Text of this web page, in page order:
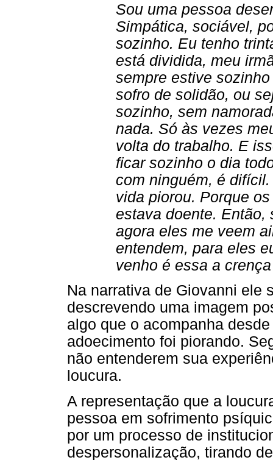
Sou uma pessoa
Simpática, sociável,
sozinho. Eu tenho
está dividida, meu
sempre estive
sofro de solidão, ou
sozinho, sem
nada. Só às vezes
volta do trabalho. E
ficar sozinho o dia
com ninguém, é
vida piorou. Porque
estava doente. Então,
agora eles me veem
entendem, para eles
venho é essa a
Na narrativa de Giovanni ele
descrevendo uma imagem
algo que o acompanha
adoecimento foi piorando.
não entenderem sua
loucura.
A representação que a
pessoa em sofrimento
por um processo de
despersonalização, tirando